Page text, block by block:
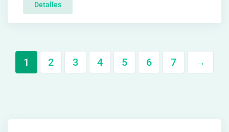
Detalles
1 2 3 4 5 6 7 →